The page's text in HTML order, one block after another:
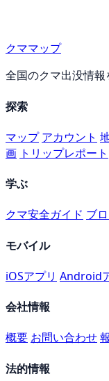
クママップ
全国のクマ出没情報
探索
マップ アカウント
画 トリップレポート
学ぶ
クマ安全ガイド ブ
モバイル
iOSアプリ Android
会社情報
概要 お問い合わせ
法的情報